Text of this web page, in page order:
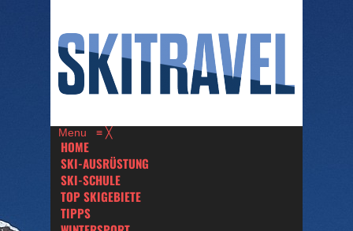
Menu ≡ ╳
HOME
SKI-AUSRÜSTUNG
SKI-SCHULE
TOP SKIGEBIETE
TIPPS